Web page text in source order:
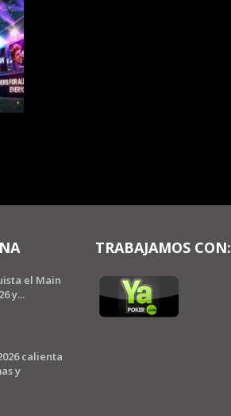
el Main
y...
calienta
y
TRABAJAMOS CON: